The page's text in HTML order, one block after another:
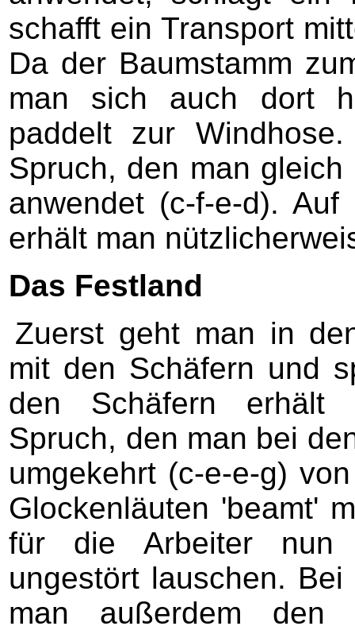
schafft ein Transport
Da der Baumstamm
man sich auch dort
paddelt zur
Spruch, den man
anwendet (c-f-e-d).
erhält man
Das Festland
Zuerst geht man in
mit den Schäfern und
den Schäfern erhält
Spruch, den man bei
umgekehrt (c-e-e-g)
Glockenläuten 'beamt'
für die Arbeiter nun
ungestört lauschen.
man außerdem den